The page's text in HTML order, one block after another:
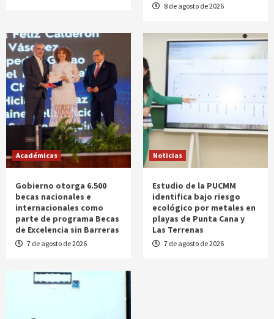
8 de agosto de 2026
Académicas
Gobierno otorga 6.500
becas nacionales e
internacionales como
parte de programa Becas
de Excelencia sin Barreras
7 de agosto de 2026
Noticias
Estudio de la PUCMM
identifica bajo riesgo
ecológico por metales en
playas de Punta Cana y
Las Terrenas
7 de agosto de 2026